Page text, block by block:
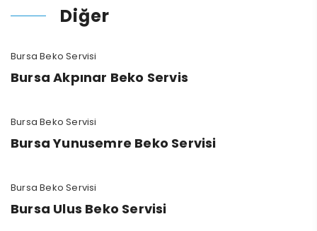
Diğer
Bursa Beko Servisi
Bursa Akpınar Beko Servis
Bursa Beko Servisi
Bursa Yunusemre Beko Servisi
Bursa Beko Servisi
Bursa Ulus Beko Servisi